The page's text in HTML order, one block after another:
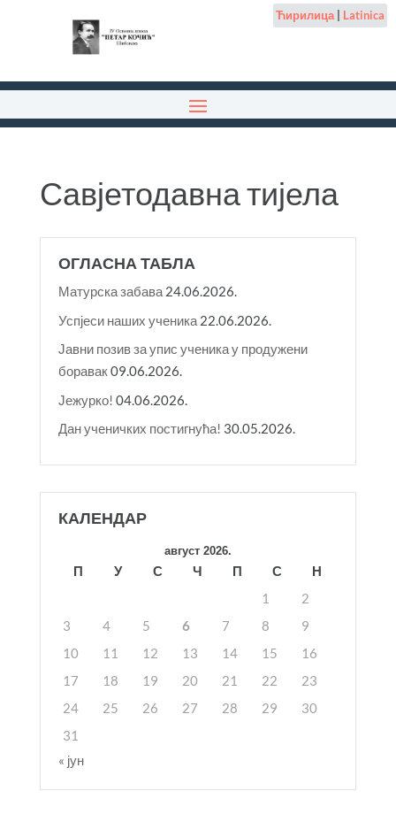
Ћирилица| Latinica
Савјетодавна тијела
ОГЛАСНА ТАБЛА
Матурска забава 24.06.2026.
Успјеси наших ученика 22.06.2026.
Јавни позив за упис ученика у продужени
боравак09.06.2026.
Јежурко! 04.06.2026.
Дан ученичких постигнућа! 30.05.2026.
КАЛЕНДАР
август 2026.
П У С Ч П С
Н
1
2
3
4 5 6 7 8
9
10
11 12 13 14 15
16
17
18 19 20 21 22
23
24
25 26 27 28 29
30
31
« јун